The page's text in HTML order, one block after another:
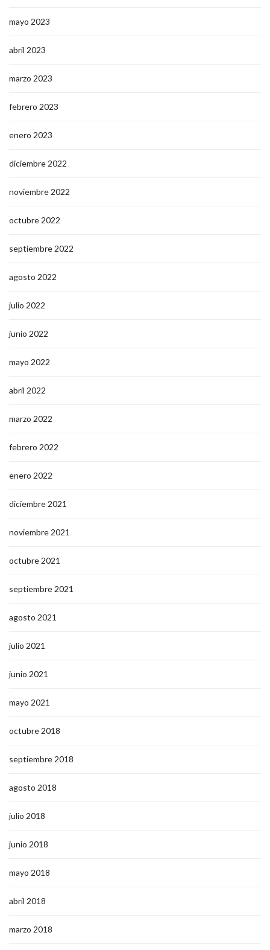
mayo 2023
abril 2023
marzo 2023
febrero 2023
enero 2023
diciembre 2022
noviembre 2022
octubre 2022
septiembre 2022
agosto 2022
julio 2022
junio 2022
mayo 2022
abril 2022
marzo 2022
febrero 2022
enero 2022
diciembre 2021
noviembre 2021
octubre 2021
septiembre 2021
agosto 2021
julio 2021
junio 2021
mayo 2021
octubre 2018
septiembre 2018
agosto 2018
julio 2018
junio 2018
mayo 2018
abril 2018
marzo 2018